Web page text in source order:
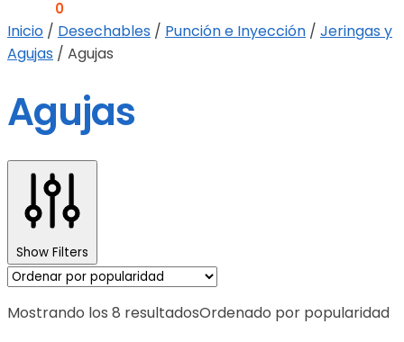
0
Inicio / Desechables / Punción e Inyección / Jeringas y
Agujas / Agujas
Agujas
Show Filters
Mostrando los 8 resultadosOrdenado por popularidad